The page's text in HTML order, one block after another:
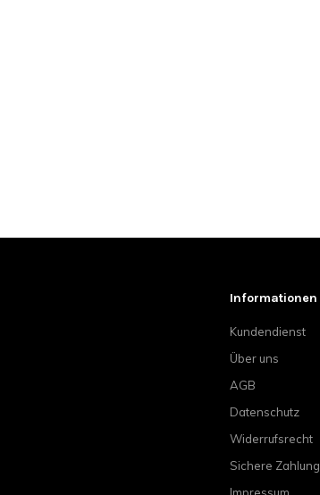
Informationen
Kundendienst
Über uns
AGB
Datenschutz
Widerrufsrecht
Sichere Zahlung